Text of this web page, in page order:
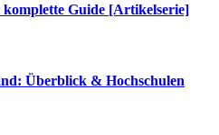
Guide [Artikelserie]
Überblick & Hochschulen